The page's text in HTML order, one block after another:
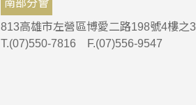
南部分會
813高雄市左營區博愛二路198號4樓之3
T.(07)550-7816 F.(07)556-9547